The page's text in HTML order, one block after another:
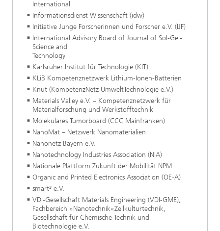
International
Informationsdienst Wissenschaft (idw)
Initiative Junge Forscherinnen und Forscher e.V. (IJF)
International Advisory Board of Journal of Sol-Gel-
Science and
Technology
Karlsruher Institut für Technologie (KIT)
KLiB Kompetenznetzwerk Lithium-Ionen-Batterien
Knut (KompetenzNetz UmweltTechnologie e.V.)
Materials Valley e.V. – Kompetenznetzwerk für
Materialforschung und Werkstofftechnik
Molekulares Tumorboard (CCC Mainfranken)
NanoMat – Netzwerk Nanomaterialien
Nanonetz Bayern e.V.
Nanotechnology Industries Association (NIA)
Nationale Plattform Zukunft der Mobilität NPM
Organic and Printed Electronics Association (OE-A)
smart³ e.V.
VDI-Gesellschaft Materials Engineering (VDI-GME),
Fachbereich »Nanotechnik«Zellkulturtechnik,
Gesellschaft für Chemische Technik und
Biotechnologie e.V.